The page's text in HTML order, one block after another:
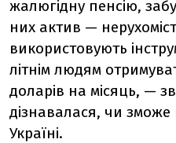
жалюгідну пенсію,
них актив —
використовують
літнім людям
доларів на місяць, —
дізнавалася, чи
Україні.